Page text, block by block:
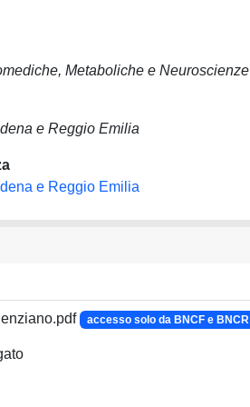
Metaboliche e Neuroscienze
e Reggio Emilia
e Reggio Emilia
accesso solo da BNCF e BNCR